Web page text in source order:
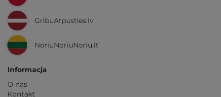
GribuAtpusties.lv
NoriuNoriuNoriu.lt
Informacja
O nas
Kontakt